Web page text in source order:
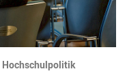
Hochschulpolitik